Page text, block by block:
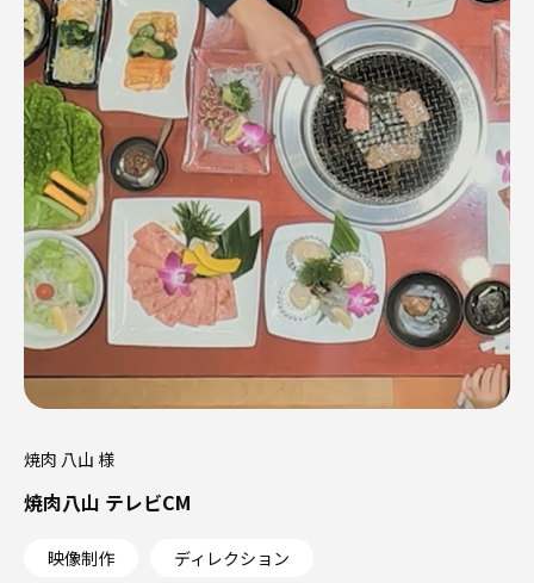
焼肉 八山 様
焼肉八山 テレビCM
映像制作 ディレクション